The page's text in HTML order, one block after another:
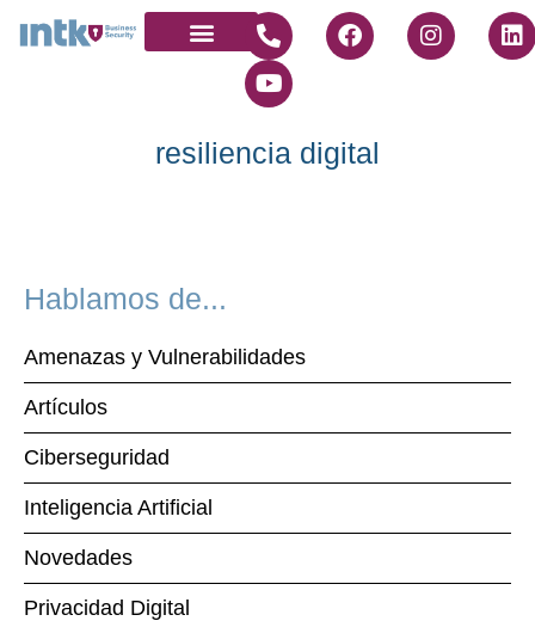
resiliencia digital
Hablamos de...
Amenazas y Vulnerabilidades
Artículos
Ciberseguridad
Inteligencia Artificial
Novedades
Privacidad Digital